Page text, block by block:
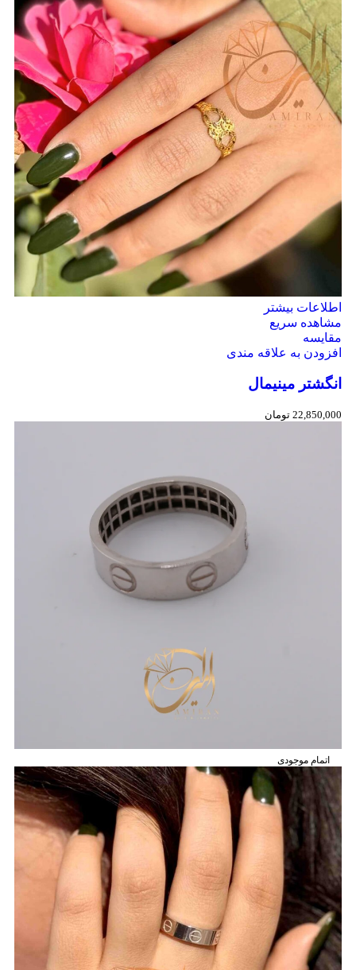
اطلاعات بیشتر
مشاهده سریع
مقایسه
افزودن به علاقه مندی
انگشتر مینیمال
22,850,000 تومان
اتمام موجودی